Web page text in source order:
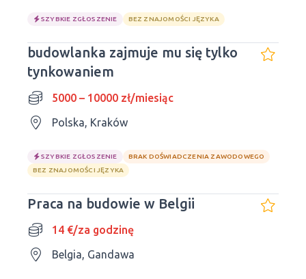
SZYBKIE ZGŁOSZENIE BEZ ZNAJOMOŚCI JĘZYKA
budowlanka zajmuje mu się tylko
tynkowaniem
5000 – 10000 zł/miesiąc
Polska, Kraków
SZYBKIE ZGŁOSZENIE
BRAK DOŚWIADCZENIA ZAWODOWEGO
BEZ ZNAJOMOŚCI JĘZYKA
Praca na budowie w Belgii
14 €/za godzinę
Belgia, Gandawa